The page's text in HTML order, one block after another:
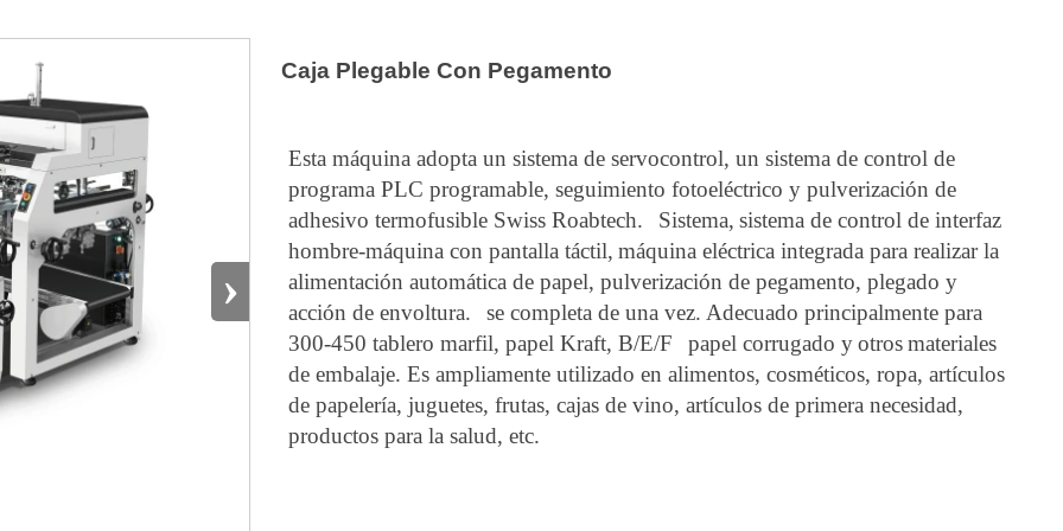
›
Caja Plegable Con Pegamento
Esta máquina adopta un sistema de servocontrol, un sistema de control de
programa PLC programable, seguimiento fotoeléctrico y pulverización de
adhesivo termofusible Swiss Roabtech.
Sistema, sistema de control de interfaz
hombre-máquina con pantalla táctil, máquina eléctrica integrada para realizar la
alimentación automática de papel, pulverización de pegamento, plegado y
acción de envoltura.
se completa de una vez. Adecuado principalmente para
300-450 tablero marfil, papel Kraft, B/E/F
papel corrugado y otros materiales
de embalaje. Es ampliamente utilizado en alimentos, cosméticos, ropa, artículos
de papelería, juguetes, frutas, cajas de vino, artículos de primera necesidad,
productos para la salud, etc.